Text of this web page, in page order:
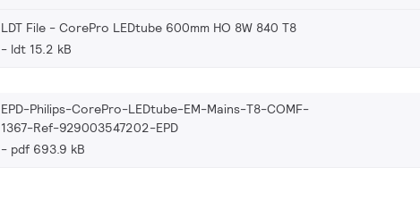
LDT File - CorePro LEDtube 600mm HO 8W 840 T8
ldt 15.2 kB
EPD-Philips-CorePro-LEDtube-EM-Mains-T8-COMF-
1367-Ref-929003547202-EPD
pdf 693.9 kB